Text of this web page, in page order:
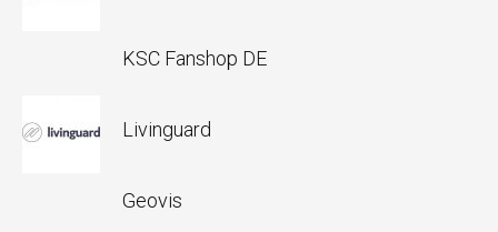
KSC Fanshop DE
Livinguard
Geovis